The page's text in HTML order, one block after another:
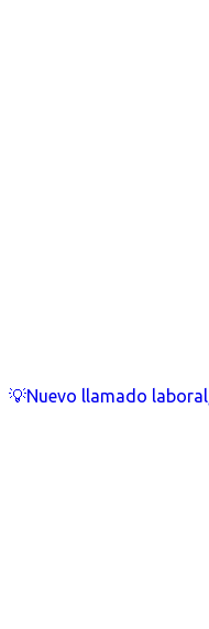
💡Nuevo llamado